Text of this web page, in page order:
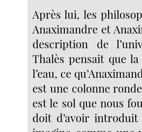
Après lui, les
Anaximandre et
description de
Thalès pensait que
l’eau, ce
est une colonne
est le sol que nous
doit d’avoir introduit